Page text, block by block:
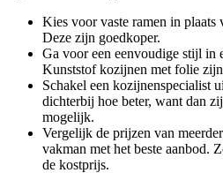
Kies voor vaste ramen in
Deze zijn goedkoper.
Ga voor een eenvoudige stijl in
Kunststof kozijnen met folie
Schakel een kozijnenspecialist
dichterbij hoe beter, want dan
mogelijk.
Vergelijk de prijzen van
vakman met het beste aanbod.
de kostprijs.